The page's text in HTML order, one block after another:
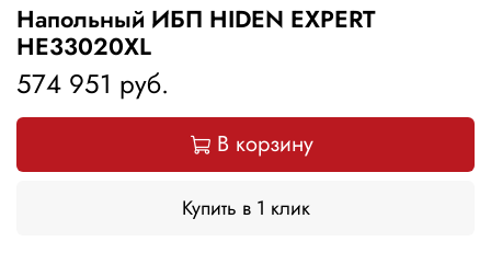
Напольный ИБП HIDEN EXPERT
HE33020XL
574 951 руб.
В корзину
Купить в 1 клик